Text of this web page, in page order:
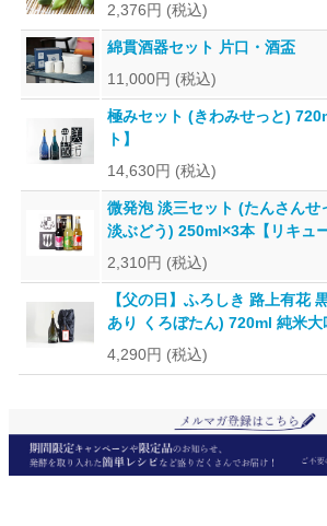
2,376円 (税込)
綿貫酒器セット 片口・酒盃
11,000円 (税込)
極みセット (きわみせっと)
ト】
14,630円 (税込)
微発泡 淡三セット (たんさんせ
淡ぶどう) 250ml×3本【リキュ
2,310円 (税込)
【父の日】ふろしき 路上有花
あり くろぼたん) 720ml 純米大
4,290円 (税込)